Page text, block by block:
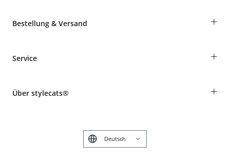
Bestellung & Versand +
Informationen zur Lieferung
Produkte reklamieren und zurücksenden
Service +
Tierkrankenversicherung
Über stylecats® +
English